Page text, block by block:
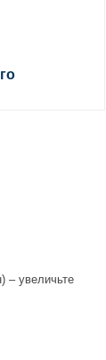
– увеличьте